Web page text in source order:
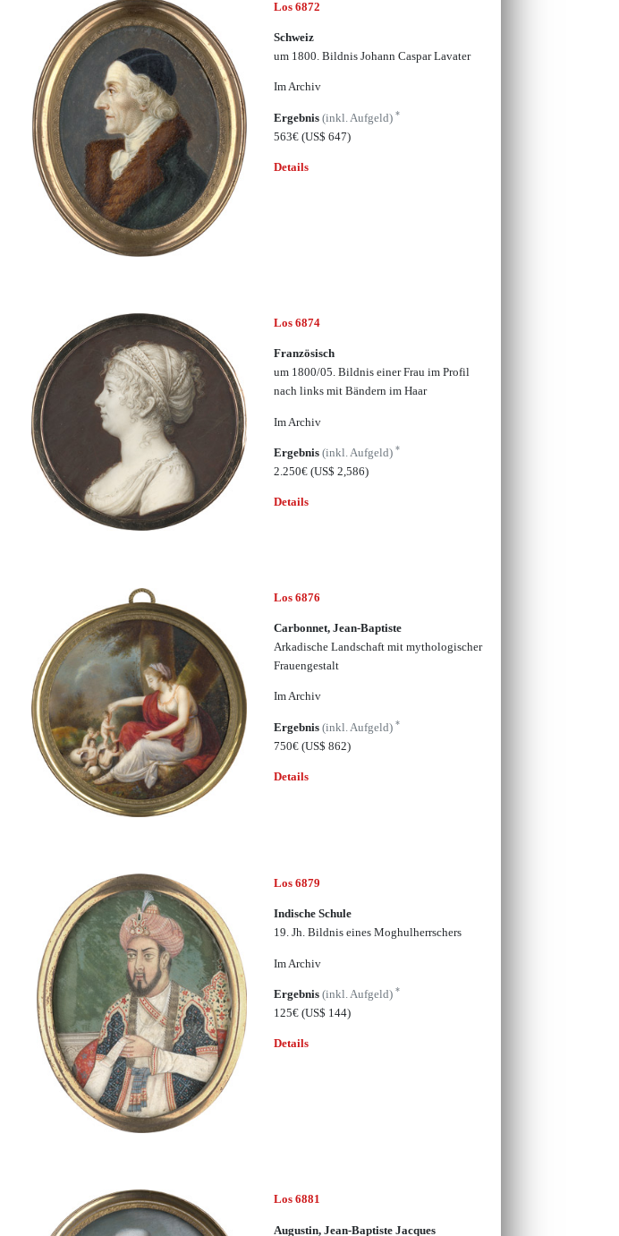
Los 6872
Schweiz
um 1800. Bildnis Johann Caspar Lavater
Im Archiv
Ergebnis (inkl. Aufgeld) *
563€ (US$ 647)
Details
Los 6874
Französisch
um 1800/05. Bildnis einer Frau im Profil
nach links mit Bändern im Haar
Im Archiv
Ergebnis (inkl. Aufgeld) *
2.250€ (US$ 2,586)
Details
Los 6876
Carbonnet, Jean-Baptiste
Arkadische Landschaft mit mythologischer
Frauengestalt
Im Archiv
Ergebnis (inkl. Aufgeld) *
750€ (US$ 862)
Details
Los 6879
Indische Schule
19. Jh. Bildnis eines Moghulherrschers
Im Archiv
Ergebnis (inkl. Aufgeld) *
125€ (US$ 144)
Details
Los 6881
Augustin, Jean-Baptiste Jacques